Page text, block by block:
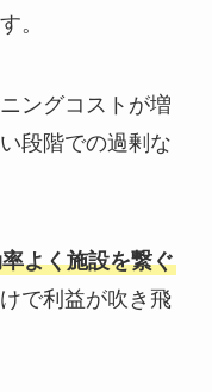
。
ングコストが増
段階での過剰な
よく施設を繋ぐ
で利益が吹き飛